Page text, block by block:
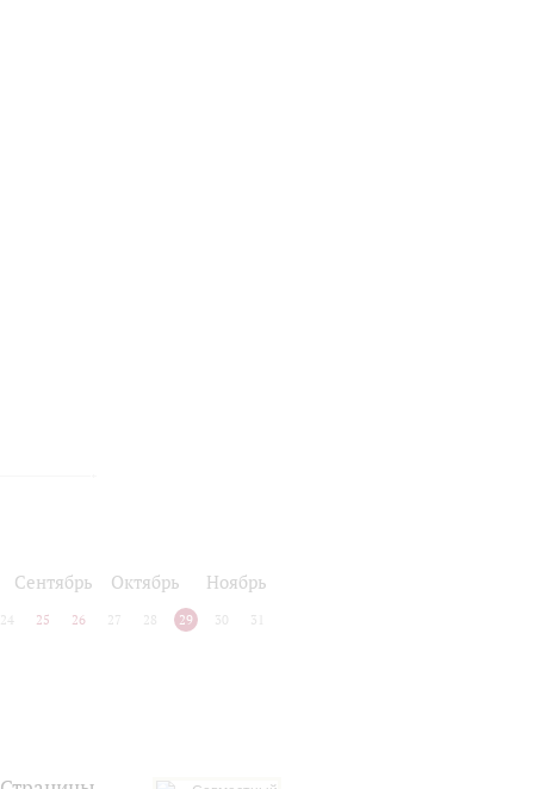
Сентябрь Октябрь Ноябрь
24 25 26 27 28 29 30 31